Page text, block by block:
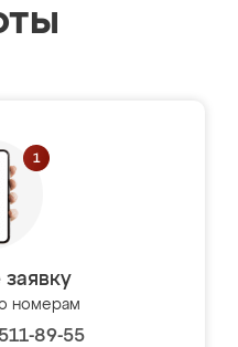
заявку
номерам
89-55